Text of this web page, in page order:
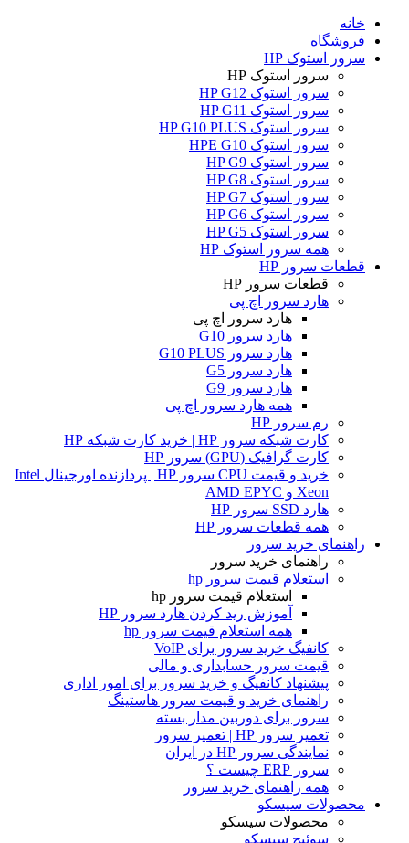
خانه
فروشگاه
سرور استوک HP
سرور استوک HP
سرور استوک HP G12
سرور استوک HP G11
سرور استوک HP G10 PLUS
سرور استوک HPE G10
سرور استوک HP G9
سرور استوک HP G8
سرور استوک HP G7
سرور استوک HP G6
سرور استوک HP G5
همه سرور استوک HP
قطعات سرور HP
قطعات سرور HP
هارد سرور اچ پی
هارد سرور اچ پی
هارد سرور G10
هارد سرور G10 PLUS
هارد سرور G5
هارد سرور G9
همه هارد سرور اچ پی
رم سرور HP
کارت شبکه سرور HP | خرید کارت شبکه HP
کارت گرافیک (GPU) سرور HP
خرید و قیمت CPU سرور HP | پردازنده اورجینال Intel
Xeon و AMD EPYC
هارد SSD سرور HP
همه قطعات سرور HP
راهنمای خرید سرور
راهنمای خرید سرور
استعلام قیمت سرور hp
استعلام قیمت سرور hp
آموزش ريد كردن هارد سرور HP
همه استعلام قیمت سرور hp
کانفیگ خرید سرور برای VoIP
قیمت سرور حسابداری و مالی
پیشنهاد کانفیگ و خرید سرور برای امور اداری
راهنمای خرید و قیمت سرور هاستینگ
سرور برای دوربین مدار بسته
تعمیر سرور HP | تعمیر سرور
نمایندگی سرور HP در ایران
سرور ERP چیست ؟
همه راهنمای خرید سرور
محصولات سیسکو
محصولات سیسکو
سوئیچ سیسکو